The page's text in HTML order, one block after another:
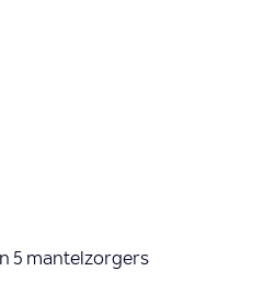
5 mantelzorgers